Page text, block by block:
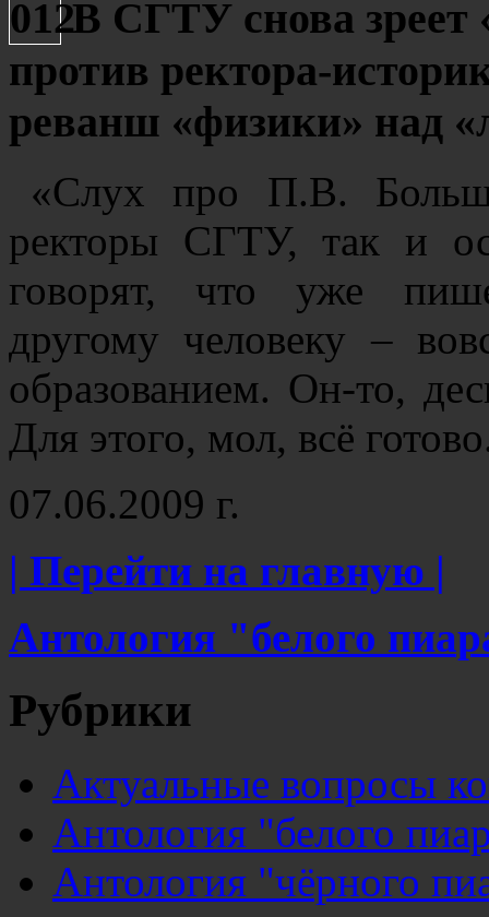
В СГТУ снова зреет
против ректора-
реванш «физики» над
«Слух про П.В.
ректоры СГТУ, так и
говорят, что уже
другому человеку –
образованием. Он-то,
Для этого, мол, всё
07.06.2009 г.
| Перейти на главную |
Антология "белого
Рубрики
Актуальные вопросы
Антология "белого
Антология "чёрного